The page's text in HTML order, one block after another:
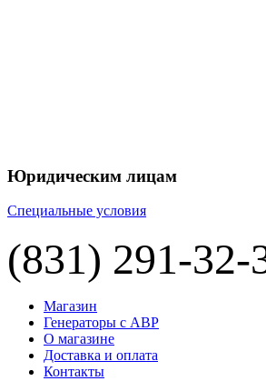
Юридическим лицам
Специальные условия
(831) 291-32-
Магазин
Генераторы с АВР
О магазине
Доставка и оплата
Контакты